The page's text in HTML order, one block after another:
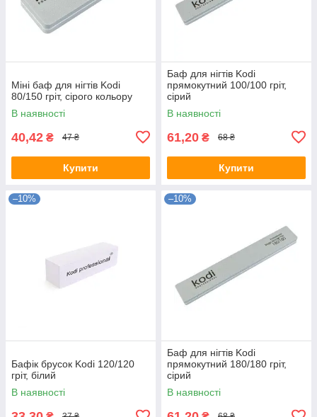
Міні баф для нігтів Kodi
80/150 гріт, сірого кольору
В наявності
40,42 ₴ 47 ₴
Купити
Баф для нігтів Kodi
прямокутний 100/100 гріт,
сірий
В наявності
61,20 ₴ 68 ₴
Купити
–10%
Бафік брусок Kodi 120/120
гріт, білий
В наявності
–10%
Баф для нігтів Kodi
прямокутний 180/180 гріт,
сірий
В наявності